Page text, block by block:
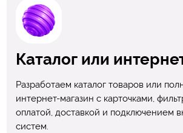
Каталог или
Разработаем каталог товаров или
интернет-магазин с карточками,
оплатой, доставкой и подключением
систем.